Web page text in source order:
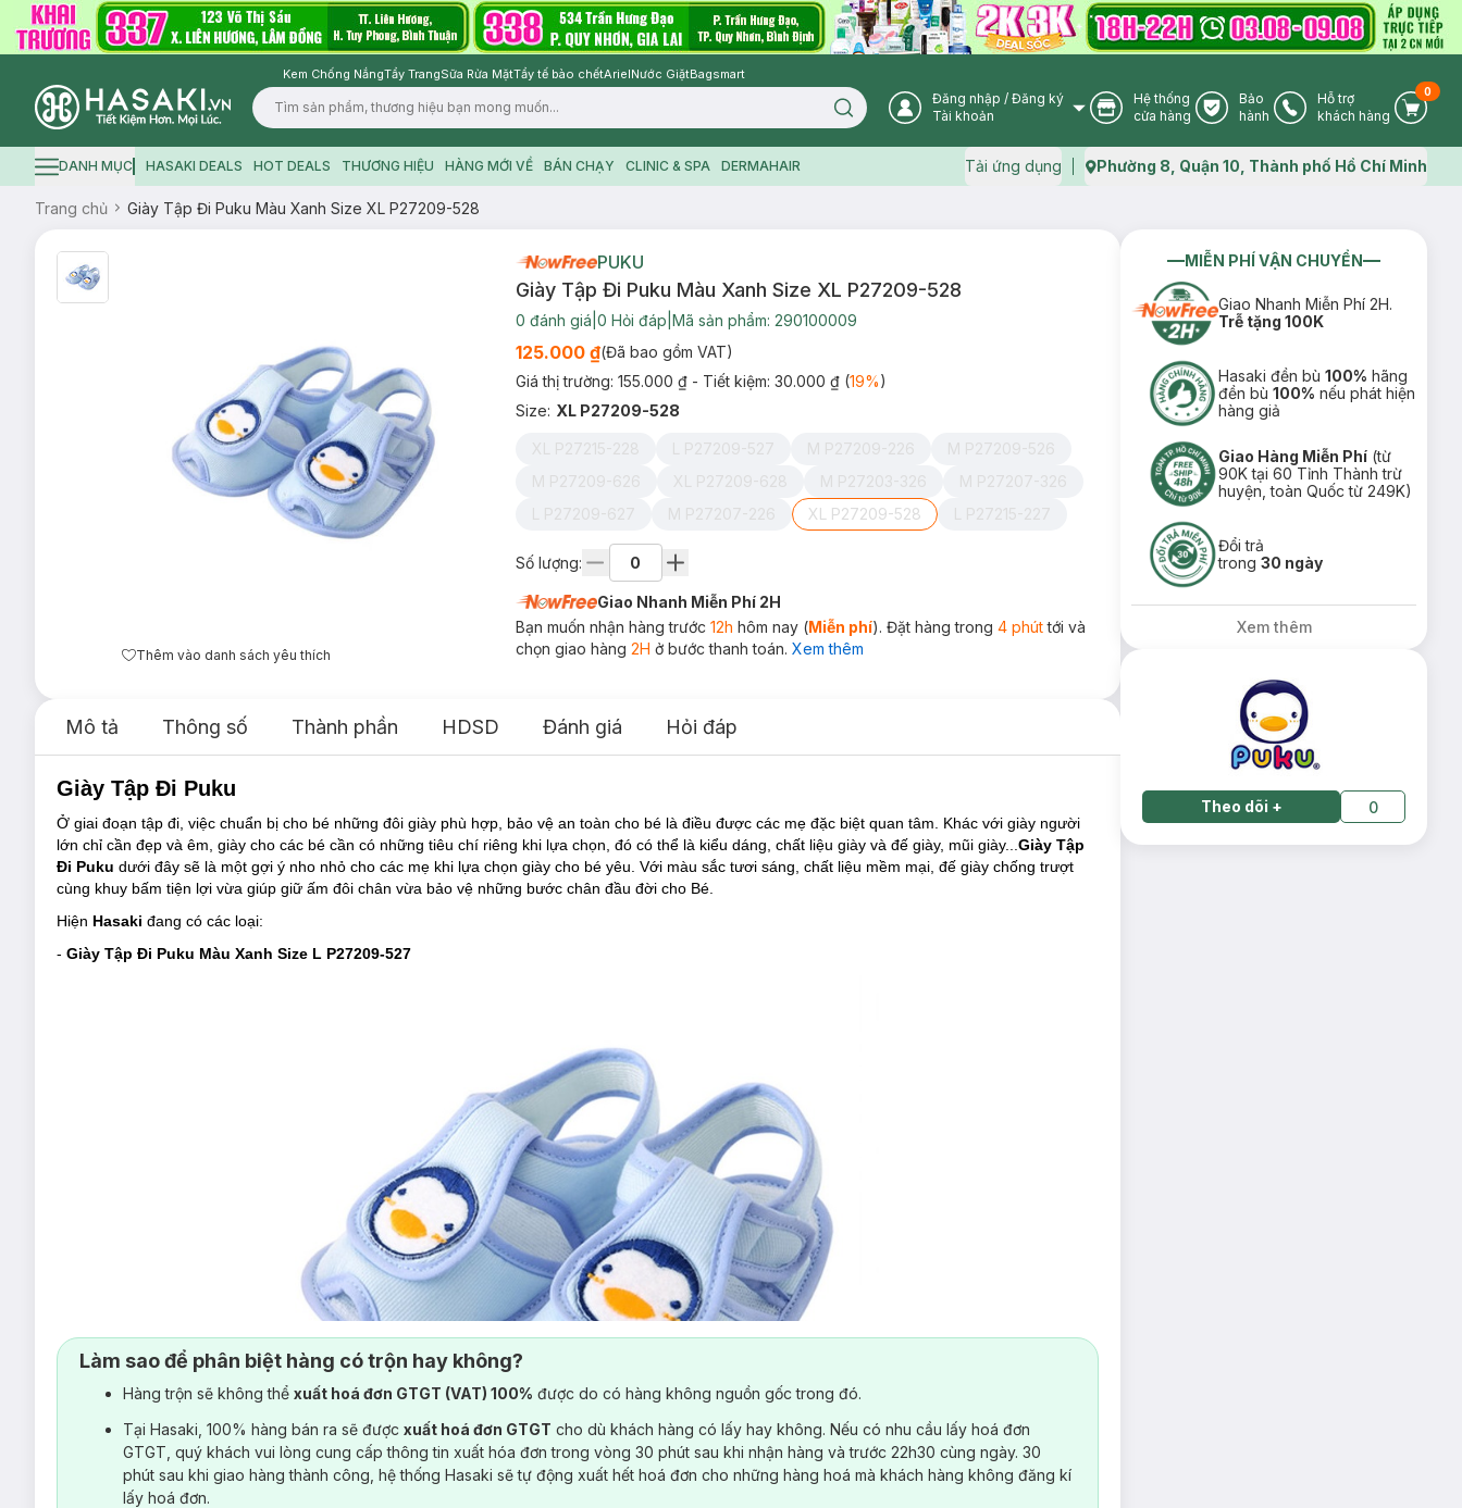
Kem Chống NắngTẩy TrangSữa Rửa MặtTẩy tế bào chếtArielNước GiặtBagsmart
Logo
Search icon User Icon
Đăng nhập / Đăng ký
Tài khoản
Store Icon
Hệ thống
cửa hàng
Warranty Icon
Bảo
hành
Phone Icon
Hỗ trợ
khách hàng
Cart
0
Hamburger icon
DANH MỤC HASAKI DEALS HOT DEALS THƯƠNG HIỆU HÀNG MỚI VỀ BÁN CHẠY CLINIC & SPA DERMAHAIR Tải ứng dụng Map icon
Phường 8, Quận 10, Thành phố Hồ Chí Minh
Trang chủ Giày Tập Đi Puku Màu Xanh Size XL P27209-528
Thêm vào danh sách yêu thích
PUKU
Giày Tập Đi Puku Màu Xanh Size XL P27209-528
0 đánh giá 0 Hỏi đáp Mã sản phẩm: 290100009
125.000 ₫(Đã bao gồm VAT)
Giá thị trường: 155.000 ₫ - Tiết kiệm: 30.000 ₫(19%)
Size: XL P27209-528
XL P27215-228 L P27209-527 M P27209-226
M P27209-526
M P27209-626
XL P27209-628 M P27203-326
M P27207-326
L P27209-627
M P27207-226 XL P27209-528 L P27215-227
Số lượng:
Giao Nhanh Miễn Phí 2H
Bạn muốn nhận hàng trước 12h hôm nay (Miễn phí). Đặt hàng trong 4 phúttới và
chọn giao hàng 2H ở bước thanh toán. Xem thêm
Mô tả Thông số Thành phần HDSD Đánh giá Hỏi đáp
Giày Tập Đi Puku
Ở giai đoạn tập đi, việc chuẩn bị cho bé những đôi giày phù hợp, bảo vệ an toàn cho bé là điều được các mẹ đặc biệt quan tâm. Khác với giày người
lớn chỉ cần đẹp và êm, giày cho các bé cần có những tiêu chí riêng khi lựa chọn, đó có thể là kiểu dáng, chất liệu giày và đế giày, mũi giày... Giày Tập
Đi Puku dưới đây sẽ là một gợi ý nho nhỏ cho các mẹ khi lựa chọn giày cho bé yêu. Với màu sắc tươi sáng, chất liệu mềm mại, đế giày chống trượt
cùng khuy bấm tiện lợi vừa giúp giữ ấm đôi chân vừa bảo vệ những bước chân đầu đời cho Bé.
Hiện Hasaki đang có các loại:
- Giày Tập Đi Puku Màu Xanh Size L P27209-527
Làm sao để phân biệt hàng có trộn hay không?
Hàng trộn sẽ không thể xuất hoá đơn GTGT (VAT) 100% được do có hàng không nguồn gốc trong đó.
Tại Hasaki, 100% hàng bán ra sẽ được xuất hoá đơn GTGT cho dù khách hàng có lấy hay không. Nếu có nhu cầu lấy hoá đơn
GTGT, quý khách vui lòng cung cấp thông tin xuất hóa đơn trong vòng 30 phút sau khi nhận hàng và trước 22h30 cùng ngày. 30
phút sau khi giao hàng thành công, hệ thống Hasaki sẽ tự động xuất hết hoá đơn cho những hàng hoá mà khách hàng không đăng kí
lấy hoá đơn.
MIỄN PHÍ VẬN CHUYỂN
Giao Nhanh Miễn Phí 2H.
Trễ tặng 100K
Hasaki đền bù100% hãng
đền bù100% nếu phát hiện
hàng giả
Giao Hàng Miễn Phí (từ
90K tại 60 Tỉnh Thành trừ
huyện, toàn Quốc từ 249K)
Đổi trả
trong30 ngày
Xem thêm
Theo dõi + 0